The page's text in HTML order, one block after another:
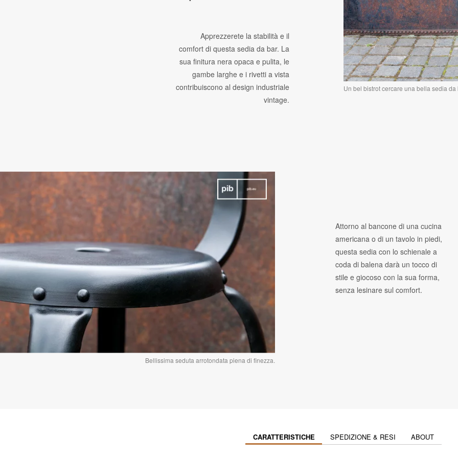
Un bel bistrot cercare una bella sedia da
Apprezzerete la stabilità e il
comfort di questa sedia da bar. La
sua finitura nera opaca e pulita, le
gambe larghe e i rivetti a vista
contribuiscono al design industriale
vintage.
Bellissima seduta arrotondata piena di finezza.
Attorno al bancone di una cucina
americana o di un tavolo in piedi,
questa sedia con lo schienale a
coda di balena darà un tocco di
stile e giocoso con la sua forma,
senza lesinare sul comfort.
CARATTERISTICHE SPEDIZIONE & RESI ABOUT